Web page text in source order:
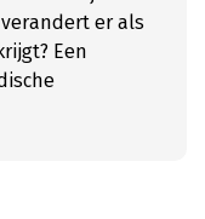
er als
Een